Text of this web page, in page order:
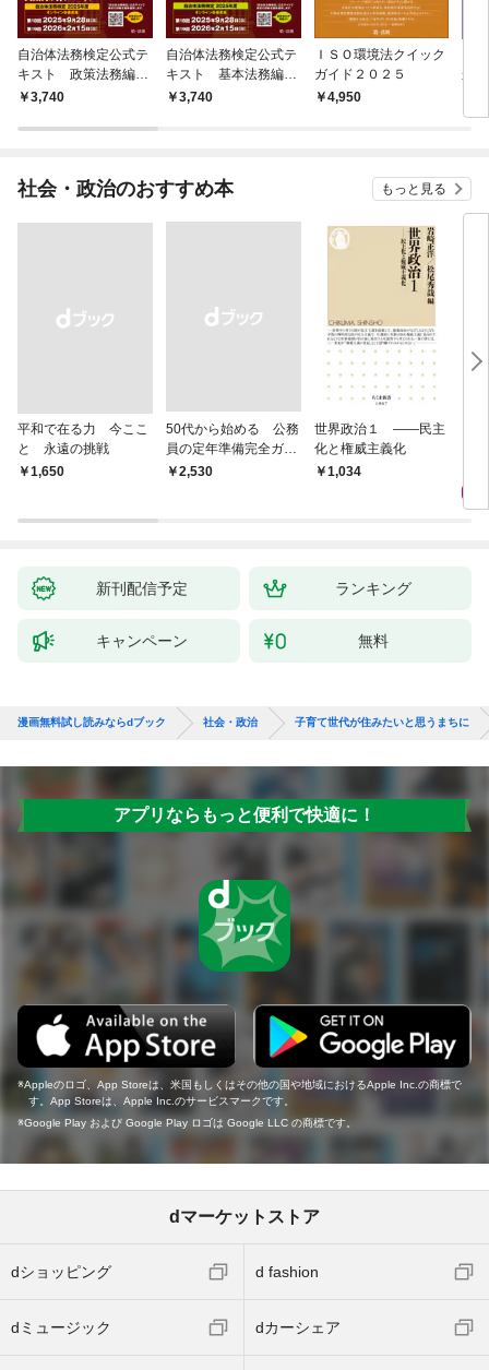
自治体法務検定公式テ
キスト 政策法務編
２０２５年度検定対応
3,740
自治体法務検定公式テ
キスト 基本法務編
２０２５年度検定対応
3,740
ＩＳＯ環境法クイック
ガイド２０２５
4,950
か
メ
社会・政治のおすすめ本 もっと見る
平和で在る力 今ここ
と 永遠の挑戦
￥1,650
50代から始める 公務
員の定年準備完全ガイ
ド
￥2,530
世界政治１ ――民主
化と権威主義化
1,034
新刊配信予定 ランキング
キャンペーン 無料
漫画無料試し読みならdブック 社会・政治 子育て世代が住みたいと思うまちに
アプリならもっと便利で快適に！
Appleのロゴ、App Storeは、米国もしくはその他の国や地域におけるApple Inc.の商標で
す。App Storeは、Apple Inc.のサービスマークです。
Google Play および Google Play ロゴは Google LLC の商標です。
dマーケットストア
dショッピング d fashion
dミュージック dカーシェア